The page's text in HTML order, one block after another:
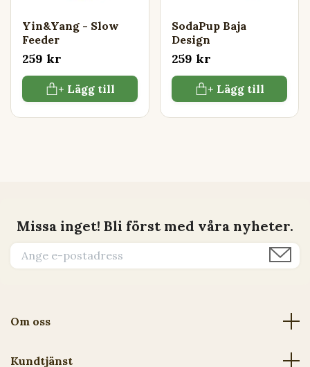
Yin&Yang - Slow
Feeder
259 kr
+ Lägg till
SodaPup Baja
Design
259 kr
+ Lägg till
Missa inget! Bli först med våra nyheter.
Om oss
Kundtjänst